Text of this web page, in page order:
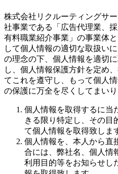
株式会社リクルーティングサ
社事業である「広告代理業、
有料職業紹介事業」の事業体
して個人情報の適切な取扱い
の理念の下、個人情報を適切
し、個人情報保護方針を定め
てこれを遵守し、もって個人
の保護に万全を尽くしてまいり
個人情報を取得するに当
きる限り特定し、その目
て個人情報を取得致しま
個人情報を、本人から直
合には、弊社名、個人情
利用目的等をお知らせし